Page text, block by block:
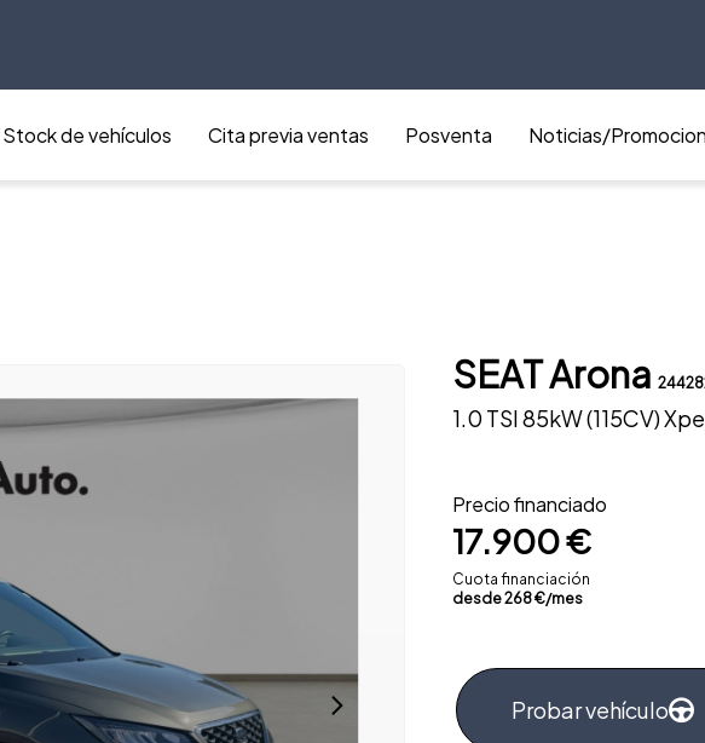
Stock de vehículos Cita previa ventas Posventa Noticias/
SEAT Arona
1.0 TSI 85kW (115CV)
Precio financiado
17.900 €
Cuota financiación
desde268€/mes
Probar vehículo